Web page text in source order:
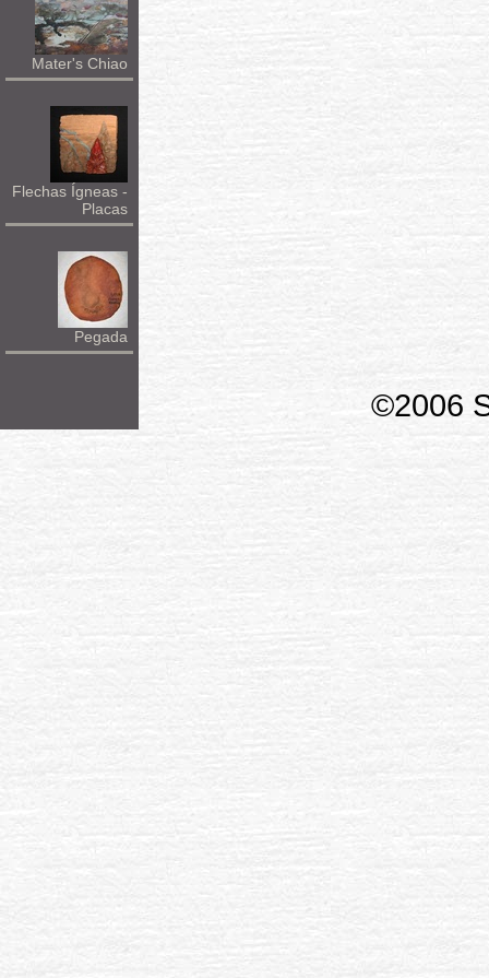
Mater's Chiao
Flechas Ígneas -
Placas
Pegada
©2006